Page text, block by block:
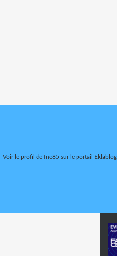
Voir le profil de fne85 sur le portail Eklablog